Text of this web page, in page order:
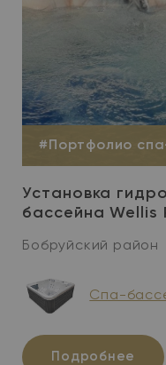
#Портфолио
Установка
бассейна Wellis
Бобруйский район
Cпа-
Подробнее